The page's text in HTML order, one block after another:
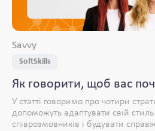
Savvy
SoftSkills
Як говорити, щоб вас
У статті говоримо про чотири
допоможуть адаптувати свій стиль
співрозмовників і будувати